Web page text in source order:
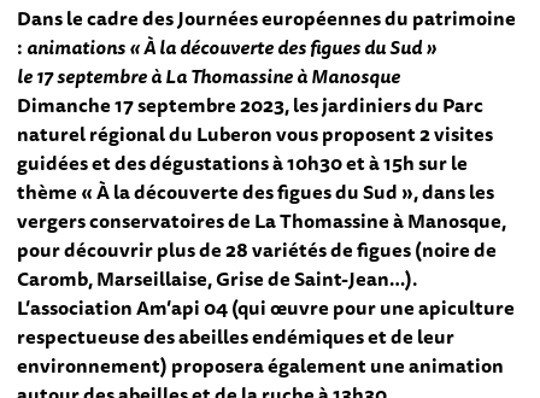
Dans le cadre des Journées européennes du patrimoine
:animations « À la découverte des figues du Sud »
le 17 septembre à La Thomassine à Manosque
Dimanche 17 septembre 2023, les jardiniers du Parc
naturel régional du Luberon vous proposent 2 visites
guidées et des dégustations à 10h30 et à 15h sur le
thème « À la découverte des figues du Sud », dans les
vergers conservatoires de La Thomassine à Manosque,
pour découvrir plus de 28 variétés de figues (noire de
Caromb, Marseillaise, Grise de Saint-Jean…).
L’association Am’api 04 (qui œuvre pour une apiculture
respectueuse des abeilles endémiques et de leur
environnement) proposera également une animation